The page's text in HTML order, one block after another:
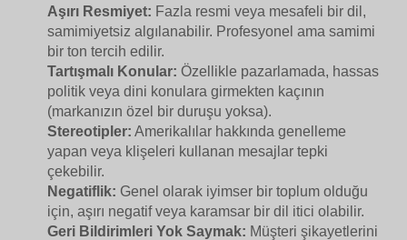
Aşırı Resmiyet: Fazla resmi veya mesafeli bir dil,
samimiyetsiz algılanabilir. Profesyonel ama samimi
bir ton tercih edilir.
Tartışmalı Konular: Özellikle pazarlamada, hassas
politik veya dini konulara girmekten kaçının
(markanızın özel bir duruşu yoksa).
Stereotipler: Amerikalılar hakkında genelleme
yapan veya klişeleri kullanan mesajlar tepki
çekebilir.
Negatiflik: Genel olarak iyimser bir toplum olduğu
için, aşırı negatif veya karamsar bir dil itici olabilir.
Geri Bildirimleri Yok Saymak: Müşteri şikayetlerini